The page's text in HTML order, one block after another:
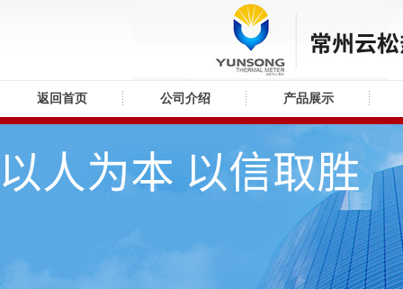
返回首页 公司介绍 产品展示